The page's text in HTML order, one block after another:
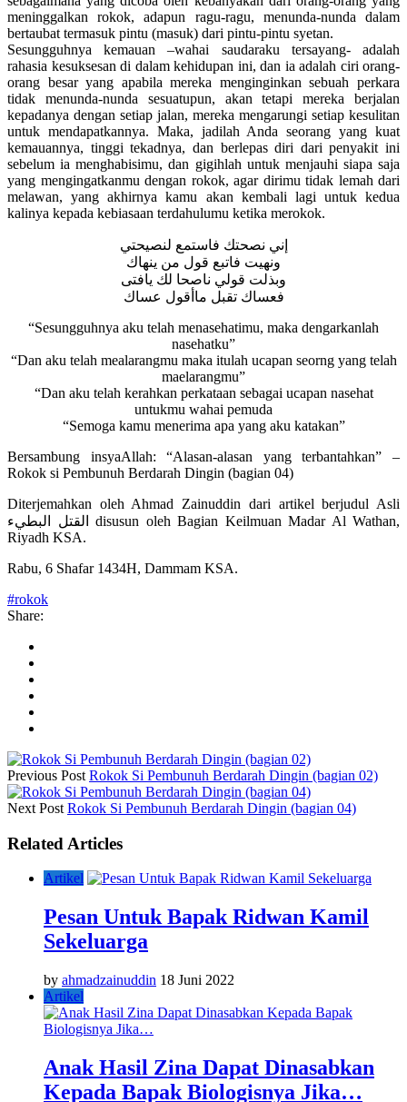
meninggalkan rokok, adapun ragu-ragu, menunda-nunda dalam
bertaubat termasuk pintu (masuk) dari pintu-pintu syetan.
Sesungguhnya kemauan –wahai saudaraku tersayang- adalah
rahasia kesuksesan di dalam kehidupan ini, dan ia adalah ciri orang-
orang besar yang apabila mereka menginginkan sebuah perkara
tidak menunda-nunda sesuatupun, akan tetapi mereka berjalan
kepadanya dengan setiap jalan, mereka mengarungi setiap kesulitan
untuk mendapatkannya. Maka, jadilah Anda seorang yang kuat
kemauannya, tinggi tekadnya, dan berlepas diri dari penyakit ini
sebelum ia menghabisimu, dan gigihlah untuk menjauhi siapa saja
yang mengingatkanmu dengan rokok, agar dirimu tidak lemah dari
melawan, yang akhirnya kamu akan kembali lagi untuk kedua
kalinya kepada kebiasaan terdahulumu ketika merokok.
إني نصحتك فاستمع لنصيحتي
ونهيت فاتبع قول من ينهاك
وبذلت قولي ناصحا لك يافتى
فعساك تقبل ماأقول عساك
“Sesungguhnya aku telah menasehatimu, maka dengarkanlah
nasehatku”
“Dan aku telah mealarangmu maka itulah ucapan seorng yang telah
maelarangmu”
“Dan aku telah kerahkan perkataan sebagai ucapan nasehat
untukmu wahai pemuda
“Semoga kamu menerima apa yang aku katakan”
Bersambung insyaAllah: “Alasan-alasan yang terbantahkan” –
Rokok si Pembunuh Berdarah Dingin (bagian 04)
Diterjemahkan oleh Ahmad Zainuddin dari artikel berjudul Asli
القتل البطيء disusun oleh Bagian Keilmuan Madar Al Wathan,
Riyadh KSA.
Rabu, 6 Shafar 1434H, Dammam KSA.
#rokok
Share:
Previous Post Rokok Si Pembunuh Berdarah Dingin (bagian 02)
Next Post Rokok Si Pembunuh Berdarah Dingin (bagian 04)
Related Articles
Artikel
Pesan Untuk Bapak Ridwan Kamil
Sekeluarga
by ahmadzainuddin 18 Juni 2022
Artikel
Anak Hasil Zina Dapat Dinasabkan
Kepada Bapak Biologisnya Jika…